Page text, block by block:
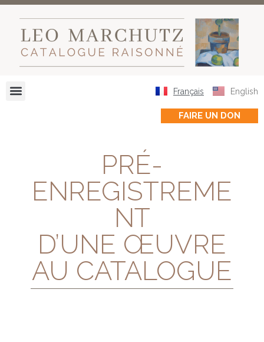
Français English
FAIRE UN DON
PRÉ-
ENREGISTREME
NT
D’UNE ŒUVRE
AU CATALOGUE